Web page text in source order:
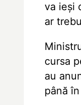
va ieși
ar
cursa
au
până